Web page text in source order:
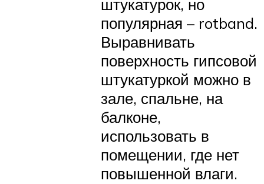
штукатурок, но
популярная – rotband.
Выравнивать
поверхность гипсовой
штукатуркой можно в
зале, спальне, на
балконе,
использовать в
помещении, где нет
повышенной влаги.